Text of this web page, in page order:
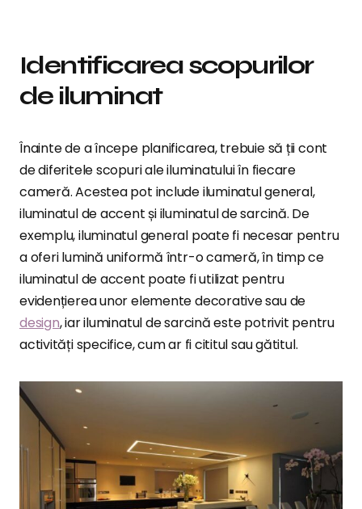
Identificarea scopurilor
de iluminat
Înainte de a începe planificarea, trebuie să ții cont
de diferitele scopuri ale iluminatului în fiecare
cameră. Acestea pot include iluminatul general,
iluminatul de accent și iluminatul de sarcină. De
exemplu, iluminatul general poate fi necesar pentru
a oferi lumină uniformă într-o cameră, în timp ce
iluminatul de accent poate fi utilizat pentru
evidențierea unor elemente decorative sau de
design, iar iluminatul de sarcină este potrivit pentru
activități specifice, cum ar fi cititul sau gătitul.